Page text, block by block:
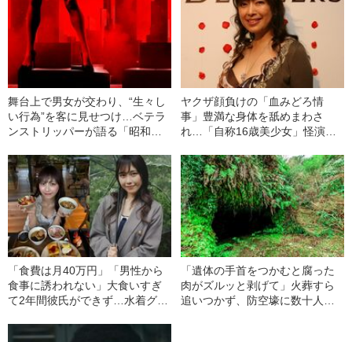
ブ《きょう開園40周年》
舞台上で男女が交わり、“生々し
い行為”を客に見せつけ…ベテラ
ンストリッパーが語る「昭和期
ヤクザ顔負けの「血みどろ情
事」豊満な身体を舐めまわさ
れ…「自称16歳美少女」怪演
ぎる“熟れ方”
「食費は月40万円」「男性から
食事に誘われない」大食いすぎ
て2年間彼氏ができず…水着グラ
女子（24）が語る、驚愕の食生
「遺体の手首をつかむと腐った
肉がズルッと剥げて」火葬すら
追いつかず、防空壕に数十人